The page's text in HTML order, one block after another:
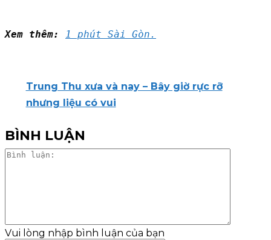
Xem thêm: 1 phút Sài Gòn.
Trung Thu xưa và nay – Bây giờ rực rỡ
nhưng liệu có vui
BÌNH LUẬN
Vui lòng nhập bình luận của bạn